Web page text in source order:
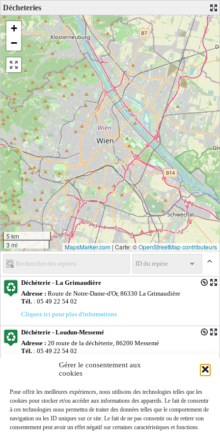
Gérer le consentement aux
cookies
Pour offrir les meilleures expériences, nous utilisons des technologies telles que les
cookies pour stocker et/ou accéder aux informations des appareils. Le fait de consentir
à ces technologies nous permettra de traiter des données telles que le comportement de
navigation ou les ID uniques sur ce site. Le fait de ne pas consentir ou de retirer son
consentement peut avoir un effet négatif sur certaines caractéristiques et fonctions.
Décheteries
+
−
5 km
3 mi
MapsMarker.com | Carte: ©OpenStreetMap contributeurs
Déchèterie - La Grimaudière
Adresse : Route de Notre-Dame-d'Or, 86330 La Grimaudière
Tél. : 05 49 22 54 02
Cliquez ici pour plus d'informations
Déchèterie - Loudun-Messemé
Adresse : 20 route de la déchèterie, 86200 Messemé
Tél. : 05 49 22 54 02
Cliquez ici pour plus d'informations
Adresse :Lieu-dit Raguiteau, 86420 Monts-sur-Guesnes
Tél.: 05 49 22 54 02
Cliquez ici pour plus d'informations
Déchèterie - Saint-Clair